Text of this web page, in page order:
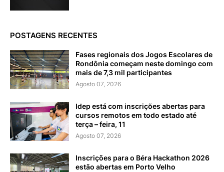
POSTAGENS RECENTES
Fases regionais dos Jogos Escolares de
Rondônia começam neste domingo com
mais de 7,3 mil participantes
Agosto 07, 2026
Idep está com inscrições abertas para
cursos remotos em todo estado até
terça – feira, 11
Agosto 07, 2026
Inscrições para o Béra Hackathon 2026
estão abertas em Porto Velho